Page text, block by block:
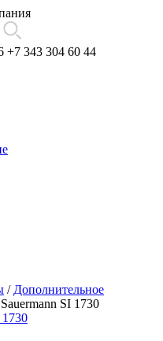
+7 343 304 60 44
/ Дополнительное
SI 1730